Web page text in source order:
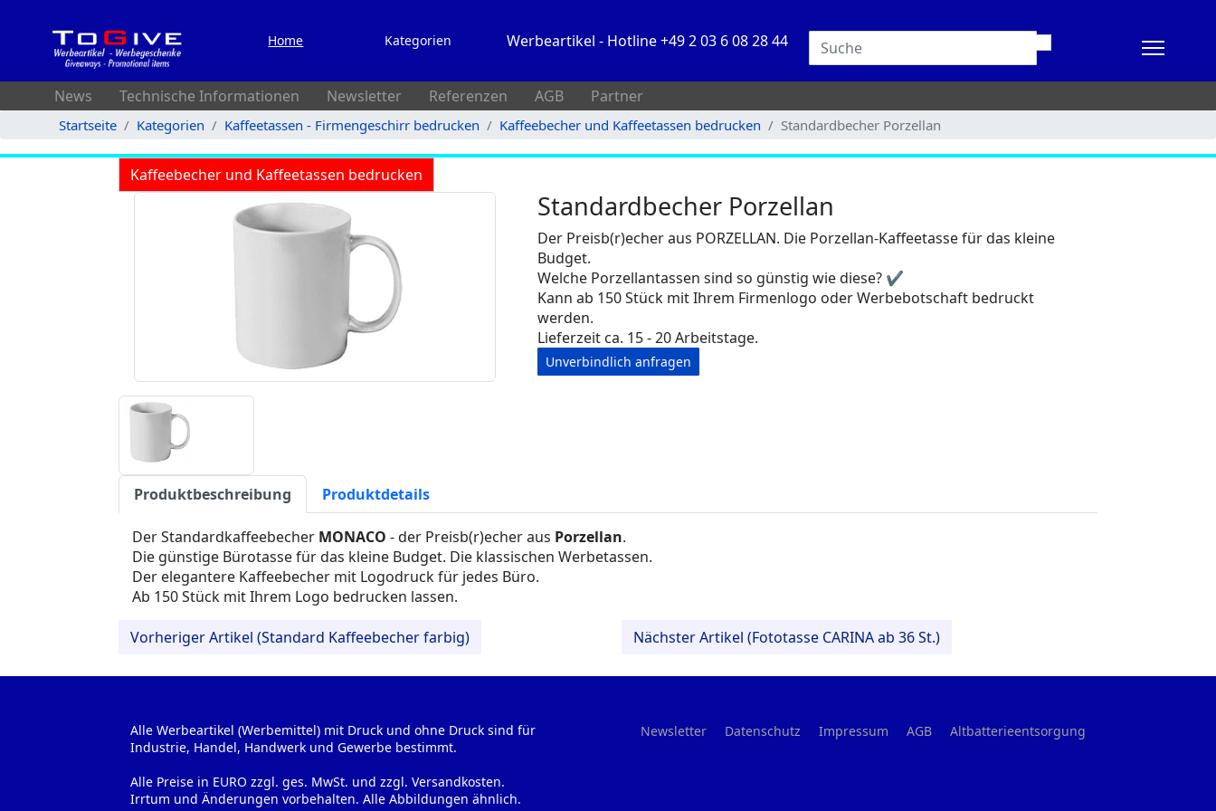
Home Kategorien Werbeartikel - Hotline +49 2 03 6 08 28 44
News Technische Informationen Newsletter Referenzen AGB Partner
Startseite Kategorien Kaffeetassen - Firmengeschirr bedrucken Kaffeebecher und Kaffeetassen bedrucken Standardbecher Porzellan
Kaffeebecher und Kaffeetassen bedrucken
Standardbecher Porzellan
Der Preisb(r)echer aus PORZELLAN. Die Porzellan-Kaffeetasse für das kleine
Budget.
Welche Porzellantassen sind so günstig wie diese? ✔
Kann ab 150 Stück mit Ihrem Firmenlogo oder Werbebotschaft bedruckt
werden.
Lieferzeit ca. 15 - 20 Arbeitstage.
Unverbindlich anfragen
Produktbeschreibung Produktdetails
Der StandardkaffeebecherMONACO - der Preisb(r)echer aus Porzellan.
Die günstige Bürotasse für das kleine Budget. Die klassischen Werbetassen.
Der elegantere Kaffeebecher mit Logodruck für jedes Büro.
Ab 150 Stück mit Ihrem Logo bedrucken lassen.
Vorheriger Artikel (Standard Kaffeebecher farbig) Nächster Artikel (Fototasse CARINA ab 36 St.)
Alle Werbeartikel (Werbemittel) mit Druck und ohne Druck sind für
Industrie, Handel, Handwerk und Gewerbe bestimmt.
Alle Preise in EURO zzgl. ges. MwSt. und zzgl. Versandkosten.
Irrtum und Änderungen vorbehalten. Alle Abbildungen ähnlich.
Newsletter Datenschutz Impressum AGB Altbatterieentsorgung